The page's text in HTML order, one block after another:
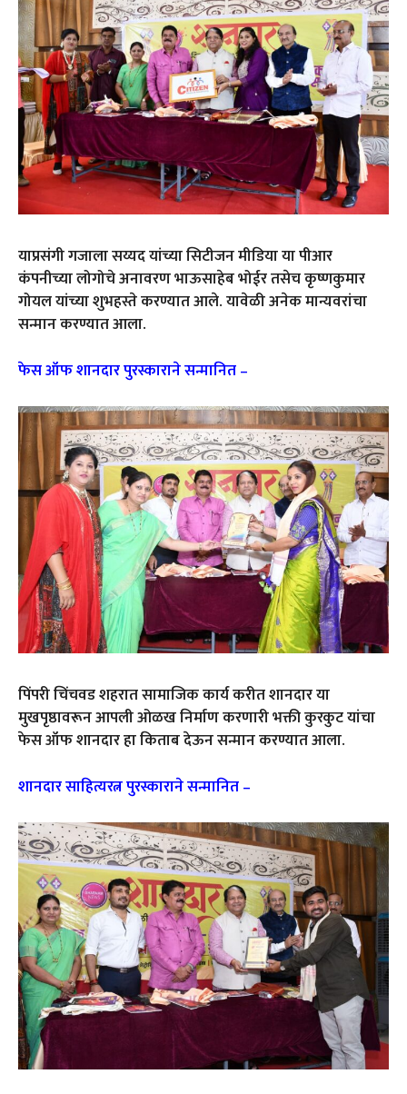
याप्रसंगी गजाला सय्यद यांच्या सिटीजन मीडिया या पीआर
कंपनीच्या लोगोचे अनावरण भाऊसाहेब भोईर तसेच कृष्णकुमार
गोयल यांच्या शुभहस्ते करण्यात आले. यावेळी अनेक मान्यवरांचा
सन्मान करण्यात आला.
फेस ऑफ शानदार पुरस्काराने सन्मानित –
पिंपरी चिंचवड शहरात सामाजिक कार्य करीत शानदार या
मुखपृष्ठावरून आपली ओळख निर्माण करणारी भक्ती कुरकुट यांचा
फेस ऑफ शानदार हा किताब देऊन सन्मान करण्यात आला.
शानदार साहित्यरत्न पुरस्काराने सन्मानित –